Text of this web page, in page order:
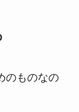
のものなの